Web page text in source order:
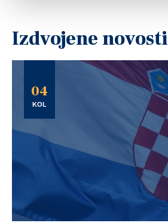
Izdvojene novosti
04
KOL